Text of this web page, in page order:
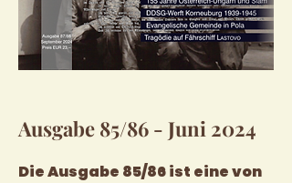
Ausgabe 85/86 - Juni 2024
Die Ausgabe 85/86 ist eine von